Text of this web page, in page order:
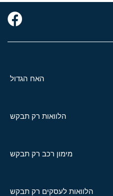
האח הגדול
הלוואות רק תבקש
מימון רכב רק תבקש
הלוואות לעסקים רק תבקש